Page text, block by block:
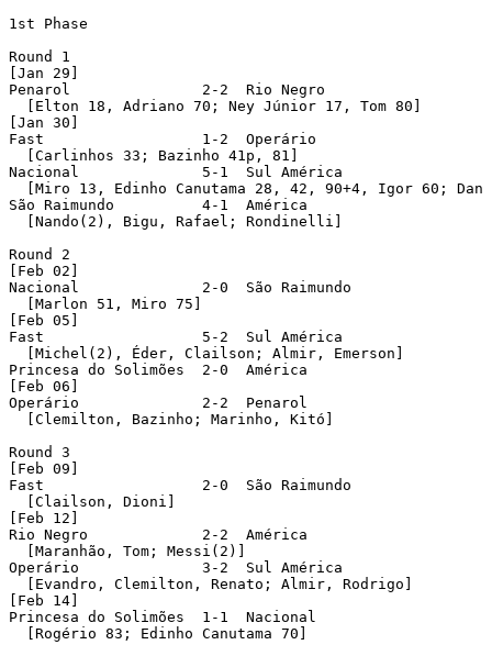
1st Phase
Round 1
[Jan 29]
Penarol               2-2  Rio Negro
  [Elton 18, Adriano 70; Ney Júnior 17, Tom 80]
[Jan 30]
Fast                  1-2  Operário
  [Carlinhos 33; Bazinho 41p, 81]
Nacional              5-1  Sul América
[Miro 13, Edinho Canutama 28, 42, 90+4, Igor 60; Dan
São Raimundo          4-1  América
  [Nando(2), Bigu, Rafael; Rondinelli]
Round 2
[Feb 02]
Nacional              2-0  São Raimundo
  [Marlon 51, Miro 75]
[Feb 05]
Fast                  5-2  Sul América
  [Michel(2), Éder, Clailson; Almir, Emerson]
Princesa do Solimões  2-0  América
[Feb 06]
Operário              2-2  Penarol
  [Clemilton, Bazinho; Marinho, Kitó]
Round 3
[Feb 09]
Fast                  2-0  São Raimundo
  [Clailson, Dioni]
[Feb 12]
Rio Negro             2-2  América
  [Maranhão, Tom; Messi(2)]
Operário              3-2  Sul América
  [Evandro, Clemilton, Renato; Almir, Rodrigo]
[Feb 14]
Princesa do Solimões  1-1  Nacional
  [Rogério 83; Edinho Canutama 70]